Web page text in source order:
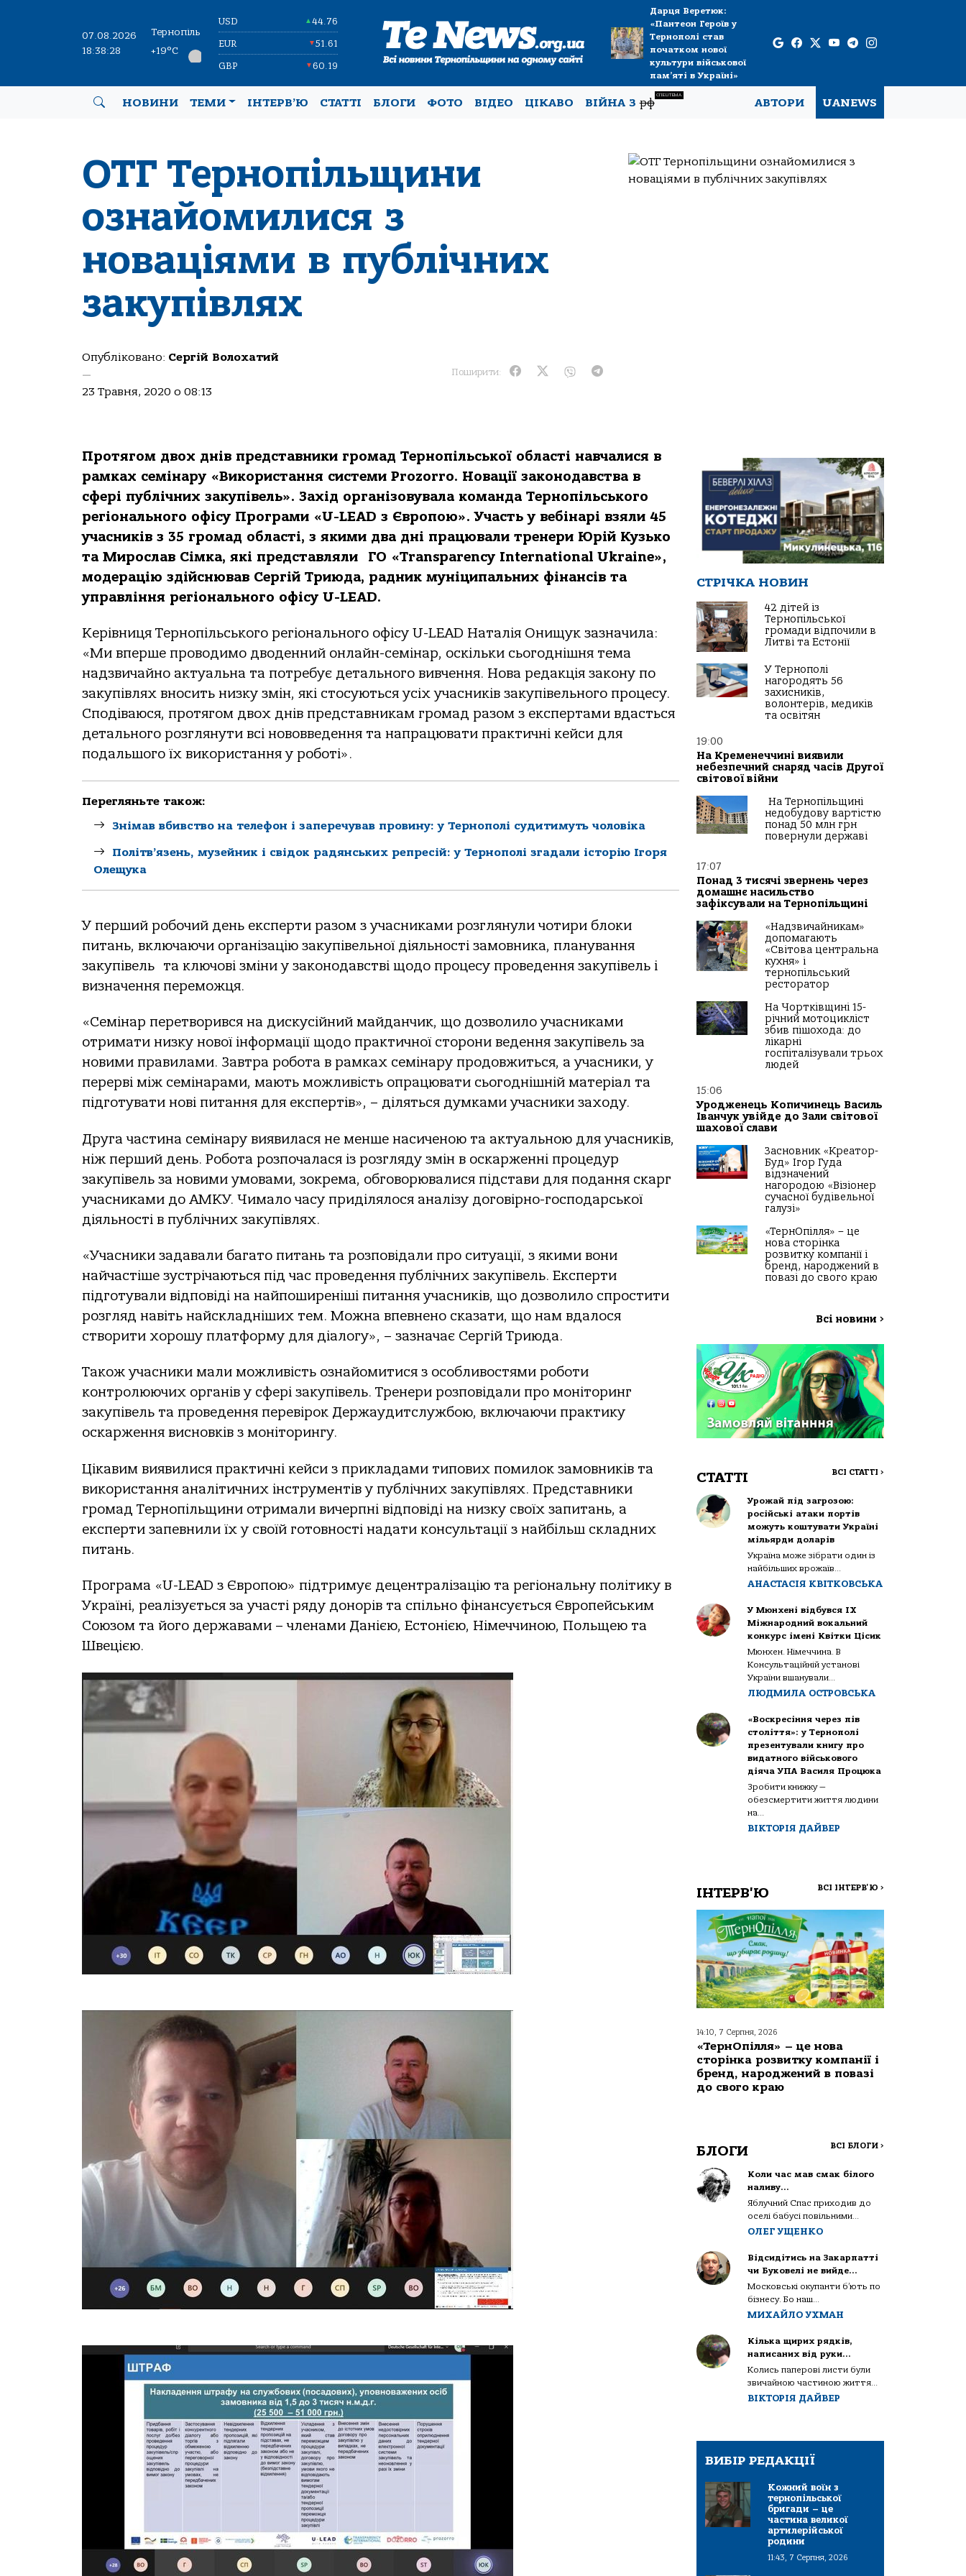
07.08.2026
18:38:29
Тернопіль
+19°C
USD ▲44.76
EUR ▼51.61
GBP ▼60.19
Дарця Веретюк:
«Пантеон Героїв у
Тернополі став
початком нової
культури військової
пам’яті в Україні»
НОВИНИ ТЕМИ ІНТЕРВ’Ю СТАТТІ БЛОГИ ФОТО ВІДЕО ЦІКАВО ВІЙНА Зрф
СПЕЦТЕМА
АВТОРИ UANEWS
ОТГ Тернопільщини
ознайомилися з
новаціями в публічних
закупівлях
Опубліковано: Сергій Волохатий
—
23 Травня, 2020 о 08:13
Поширити:
Протягом двох днів представники громад Тернопільської області навчалися в
рамках семінару «Використання системи Prozorro. Новації законодавства в
сфері публічних закупівель». Захід організовувала команда Тернопільського
регіонального офісу Програми «U-LEAD з Європою». Участь у вебінарі взяли 45
учасників з 35 громад області, з якими два дні працювали тренери Юрій Кузько
та Мирослав Сімка, які представляли ГО «Transparency International Ukraine»,
модерацію здійснював Сергій Триюда, радник муніципальних фінансів та
управління регіонального офісу U-LEAD.
Керівниця Тернопільського регіонального офісу U-LEAD Наталія Онищук зазначила:
«Ми вперше проводимо дводенний онлайн-семінар, оскільки сьогоднішня тема
надзвичайно актуальна та потребує детального вивчення. Нова редакція закону по
закупівлях вносить низку змін, які стосуються усіх учасників закупівельного процесу.
Сподіваюся, протягом двох днів представникам громад разом з експертами вдасться
детального розглянути всі нововведення та напрацювати практичні кейси для
подальшого їх використання у роботі».
Перегляньте також:
Знімав вбивство на телефон і заперечував провину: у Тернополі судитимуть чоловіка
Політв’язень, музейник і свідок радянських репресій: у Тернополі згадали історію Ігоря
Олещука
У перший робочий день експерти разом з учасниками розглянули чотири блоки
питань, включаючи організацію закупівельної діяльності замовника, планування
закупівель та ключові зміни у законодавстві щодо процесу проведення закупівель і
визначення переможця.
«Семінар перетворився на дискусійний майданчик, що дозволило учасниками
отримати низку нової інформації щодо практичної сторони ведення закупівель за
новими правилами. Завтра робота в рамках семінару продовжиться, а учасники, у
перерві між семінарами, мають можливість опрацювати сьогоднішній матеріал та
підготувати нові питання для експертів», – діляться думками учасники заходу.
Друга частина семінару виявилася не менше насиченою та актуальною для учасників,
ніж перший день. Робота розпочалася із розгляду змін в оскарженні процедур
закупівель за новими умовами, зокрема, обговорювалися підстави для подання скарг
учасниками до АМКУ. Чимало часу приділялося аналізу договірно-господарської
діяльності в публічних закупівлях.
«Учасники задавали багато питань та розповідали про ситуації, з якими вони
найчастіше зустрічаються під час проведення публічних закупівель. Експерти
підготували відповіді на найпоширеніші питання учасників, що дозволило спростити
розгляд навіть найскладніших тем. Можна впевнено сказати, що нам вдалося
створити хорошу платформу для діалогу», – зазначає Сергій Триюда.
Також учасники мали можливість ознайомитися з особливостями роботи
контролюючих органів у сфері закупівель. Тренери розповідали про моніторинг
закупівель та проведення перевірок Держаудитслужбою, включаючи практику
оскарження висновків з моніторингу.
Цікавим виявилися практичні кейси з прикладами типових помилок замовників та
використання аналітичних інструментів у публічних закупівлях. Представники
громад Тернопільщини отримали вичерпні відповіді на низку своїх запитань, а
експерти запевнили їх у своїй готовності надати консультації з найбільш складних
питань.
Програма «U-LEAD з Європою» підтримує децентралізацію та регіональну політику в
Україні, реалізується за участі ряду донорів та спільно фінансується Європейським
Союзом та його державами – членами Данією, Естонією, Німеччиною, Польщею та
Швецією.
СТРІЧКА НОВИН
42 дітей із
Тернопільської
громади відпочили в
Литві та Естонії
У Тернополі
нагородять 56
захисників,
волонтерів, медиків
та освітян
19:00
На Кременеччині виявили
небезпечний снаряд часів Другої
світової війни
На Тернопільщині
недобудову вартістю
понад 50 млн грн
повернули державі
17:07
Понад 3 тисячі звернень через
домашнє насильство
зафіксували на Тернопільщині
«Надзвичайникам»
допомагають
«Світова центральна
кухня» і
тернопільський
ресторатор
На Чортківщині 15-
річний мотоцикліст
збив пішохода: до
лікарні
госпіталізували трьох
людей
15:06
Уродженець Копичинець Василь
Іванчук увійде до Зали світової
шахової слави
Засновник «Креатор-
Буд» Ігор Гуда
відзначений
нагородою «Візіонер
сучасної будівельної
галузі»
«ТернОпілля» – це
нова сторінка
розвитку компанії і
бренд, народжений в
повазі до свого краю
Всі новини >
СТАТТІ ВСІ СТАТТІ >
Урожай під загрозою:
російські атаки портів
можуть коштувати Україні
мільярди доларів
Україна може зібрати один із
найбільших врожаїв...
АНАСТАСІЯ КВІТКОВСЬКА
У Мюнхені відбувся IX
Міжнародний вокальний
конкурс імені Квітки Цісик
Мюнхен. Німеччина. В
Консультаційній установі
України вшанували...
ЛЮДМИЛА ОСТРОВСЬКА
«Воскресіння через пів
століття»: у Тернополі
презентували книгу про
видатного військового
діяча УПА Василя Процюка
Зробити книжку —
обезсмертити життя людини
на...
ВІКТОРІЯ ДАЙВЕР
ІНТЕРВ'Ю ВСІ ІНТЕРВ'Ю >
14:10, 7 Серпня, 2026
«ТернОпілля» – це нова
сторінка розвитку компанії і
бренд, народжений в повазі
до свого краю
БЛОГИ ВСІ БЛОГИ >
Коли час мав смак білого
наливу…
Яблучний Спас приходив до
оселі бабусі повільними...
ОЛЕГ УЩЕНКО
Відсидітись на Закарпатті
чи Буковелі не вийде…
Московські окупанти б’ють по
бізнесу. Бо наш...
МИХАЙЛО УХМАН
Кілька щирих рядків,
написаних від руки…
Колись паперові листи були
звичайною частиною життя...
ВІКТОРІЯ ДАЙВЕР
ВИБІР РЕДАКЦІЇ
Кожний воїн з
тернопільської
бригади – це
частина великої
артилерійської
родини
11:43, 7 Серпня, 2026